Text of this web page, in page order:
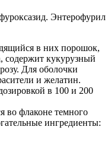
Энтерофурил
в них порошок,
содержит кукурузный
Для оболочки
и желатин.
в 100 и 200
во флаконе темного
ингредиенты: